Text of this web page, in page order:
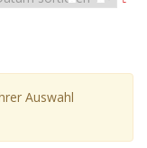
Auswahl